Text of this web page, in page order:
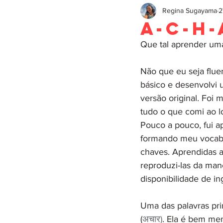
A-C-H-
Regina Sugayama
Que tal aprender
Não que eu seja
básico e desenvolvi
versão original. Foi
tudo o que comi ao
Pouco a pouco, fui
formando meu
chaves. Aprendidas
reproduzi-las da
disponibilidade de
Uma das palavras
(अचार). Ela é bem